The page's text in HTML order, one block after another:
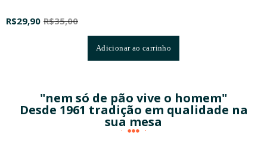
R$35,00
R$29,90
Adicionar ao carrinho
"nem só de pão vive o homem"
Desde 1961 tradição em qualidade na
sua mesa